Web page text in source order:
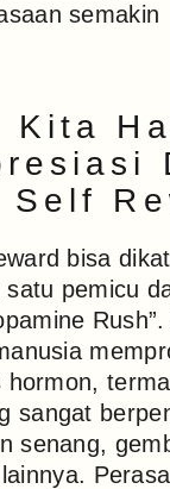
semakin
Kita
Self
bisa
satu pemicu
hormon,
sangat
senang,